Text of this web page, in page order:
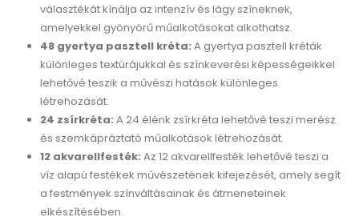
választékát kínálja az intenzív és lágy színeknek,
amelyekkel gyönyörű műalkotásokat alkothatsz.
48 gyertya pasztell kréta: A gyertya pasztell kréták
különleges textúrájukkal és színkeverési képességeikkel
lehetővé teszik a művészi hatások különleges
létrehozását.
24 zsírkréta: A 24 élénk zsírkréta lehetővé teszi merész
és szemkápráztató műalkotások létrehozását.
12 akvarellfesték: Az 12 akvarellfesték lehetővé teszi a
víz alapú festékek művészetének kifejezését, amely segít
a festmények színváltásainak és átmeneteinek
elkészítésében.